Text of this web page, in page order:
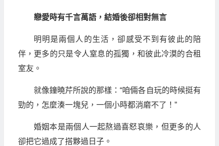
戀愛時有千言萬語，結婚後卻相對無言
明明是兩個人的生活，卻感受不到有彼此的陪
伴，更多的只是令人窒息的孤獨，和彼此冷漠的合租
室友。
就像鐘曉芹所說的那樣：“咱倆各自玩的時候挺有
勁的，怎麼湊一塊兒，一個小時都消磨不了！”
婚姻本是兩個人一起熬過喜怒哀樂，但更多的人
卻把它過成了搭夥過日子。